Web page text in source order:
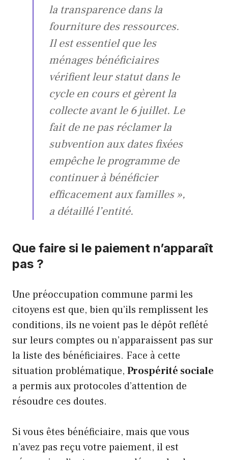
la transparence dans la
fourniture des ressources.
Il est essentiel que les
ménages bénéficiaires
vérifient leur statut dans le
cycle en cours et gèrent la
collecte avant le 6 juillet. Le
fait de ne pas réclamer la
subvention aux dates fixées
empêche le programme de
continuer à bénéficier
efficacement aux familles »,
a détaillé l’entité.
Que faire si le paiement n’apparaît
pas ?
Une préoccupation commune parmi les
citoyens est que, bien qu’ils remplissent les
conditions, ils ne voient pas le dépôt reflété
sur leurs comptes ou n’apparaissent pas sur
la liste des bénéficiaires. Face à cette
situation problématique, Prospérité sociale
a permis aux protocoles d’attention de
résoudre ces doutes.
Si vous êtes bénéficiaire, mais que vous
n’avez pas reçu votre paiement, il est